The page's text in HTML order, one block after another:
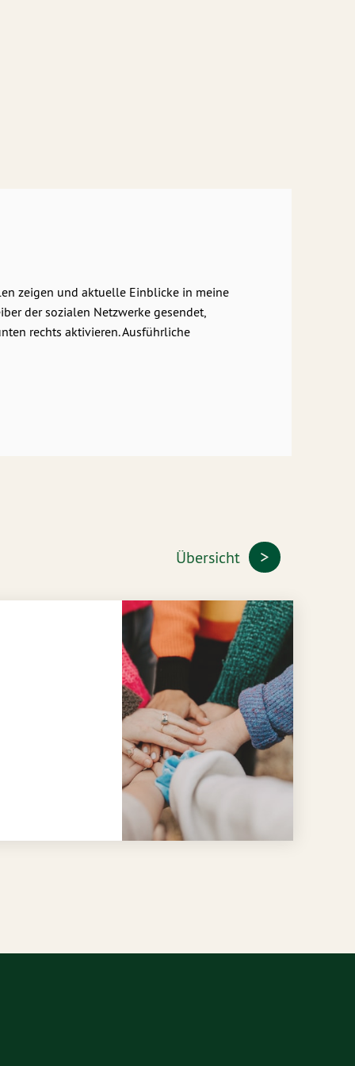
zeigen und aktuelle Einblicke in meine
der sozialen Netzwerke gesendet,
rechts aktivieren. Ausführliche
Übersicht